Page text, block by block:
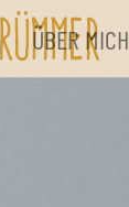
ÜBER MICH